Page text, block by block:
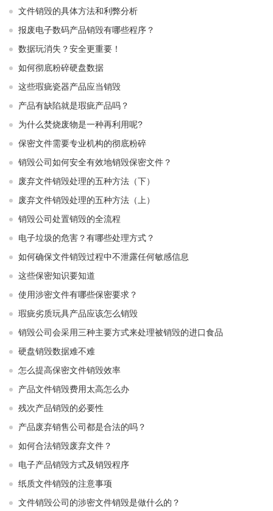
文件销毁的具体方法和利弊分析
报废电子数码产品销毁有哪些程序？
数据玩消失？安全更重要！
如何彻底粉碎硬盘数据
这些瑕疵瓷器产品应当销毁
产品有缺陷就是瑕疵产品吗？
为什么焚烧废物是一种再利用呢?
保密文件需要专业机构的彻底粉碎
销毁公司如何安全有效地销毁保密文件？
废弃文件销毁处理的五种方法（下）
废弃文件销毁处理的五种方法（上）
销毁公司处置销毁的全流程
电子垃圾的危害？有哪些处理方式？
如何确保文件销毁过程中不泄露任何敏感信息
这些保密知识要知道
使用涉密文件有哪些保密要求？
瑕疵劣质玩具产品应该怎么销毁
销毁公司会采用三种主要方式来处理被销毁的进口食品
硬盘销毁数据难不难
怎么提高保密文件销毁效率
产品文件销毁费用太高怎么办
残次产品销毁的必要性
产品废弃销售公司都是合法的吗？
如何合法销毁废弃文件？
电子产品销毁方式及销毁程序
纸质文件销毁的注意事项
文件销毁公司的涉密文件销毁是做什么的？